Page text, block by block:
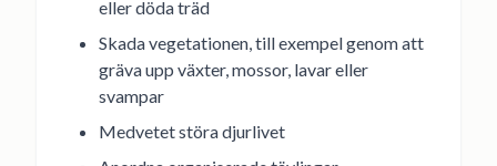
eller döda träd
Skada vegetationen, till exempel genom att
gräva upp växter, mossor, lavar eller
svampar
Medvetet störa djurlivet